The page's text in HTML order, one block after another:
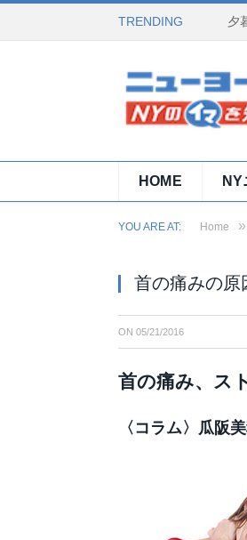
TRENDING
HOME NY
YOU ARE AT: Home »
首の痛みの原
ON 05/21/2016
首の痛み、ス
〈コラム〉瓜阪